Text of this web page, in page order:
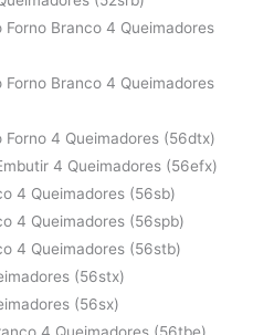
Forno Branco 4 Queimadores
Forno Branco 4 Queimadores
Forno 4 Queimadores (56dtx)
4 Queimadores (56efx)
4 Queimadores (56sb)
4 Queimadores (56spb)
4 Queimadores (56stb)
(56stx)
(56sx)
4 Queimadores (56tbe)